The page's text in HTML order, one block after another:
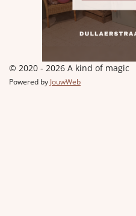
© 2020 - 2026 A kind of magic
Powered by JouwWeb